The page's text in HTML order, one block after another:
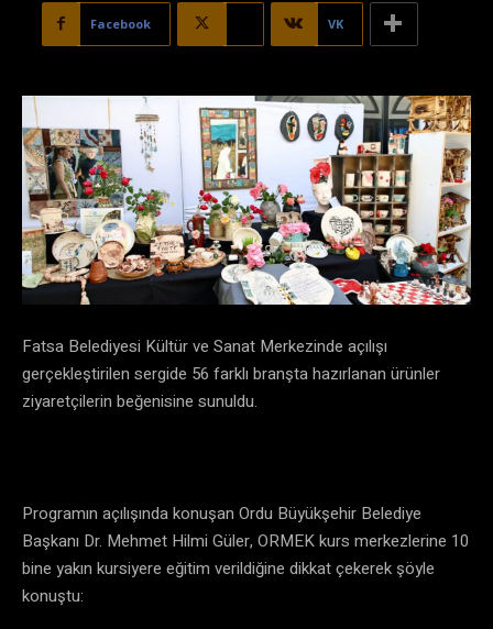
Facebook VK
Fatsa Belediyesi Kültür ve Sanat Merkezinde açılışı
gerçekleştirilen sergide 56 farklı branşta hazırlanan ürünler
ziyaretçilerin beğenisine sunuldu.
Programın açılışında konuşan Ordu Büyükşehir Belediye
Başkanı Dr. Mehmet Hilmi Güler, ORMEK kurs merkezlerine 10
bine yakın kursiyere eğitim verildiğine dikkat çekerek şöyle
konuştu: